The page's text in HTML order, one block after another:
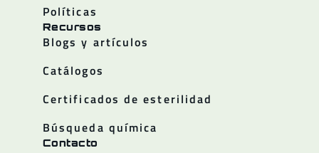
Políticas
Recursos
Blogs y artículos
Catálogos
Certificados de esterilidad
Búsqueda química
Contacto